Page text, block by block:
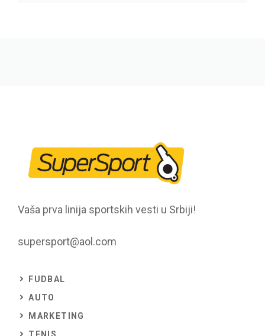
Vaša prva linija sportskih vesti u Srbiji!
supersport@aol.com
FUDBAL
AUTO
MARKETING
TENIS